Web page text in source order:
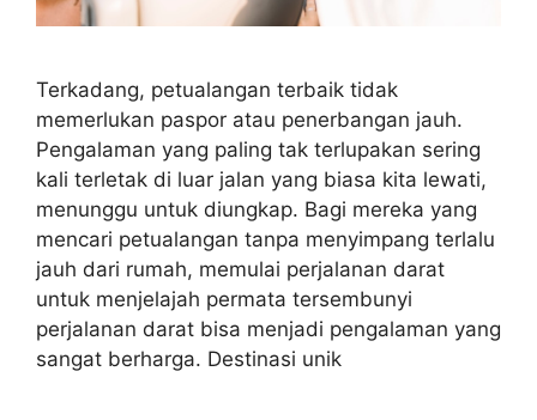
Terkadang, petualangan terbaik tidak
memerlukan paspor atau penerbangan jauh.
Pengalaman yang paling tak terlupakan sering
kali terletak di luar jalan yang biasa kita lewati,
menunggu untuk diungkap. Bagi mereka yang
mencari petualangan tanpa menyimpang terlalu
jauh dari rumah, memulai perjalanan darat
untuk menjelajah permata tersembunyi
perjalanan darat bisa menjadi pengalaman yang
sangat berharga. Destinasi unik